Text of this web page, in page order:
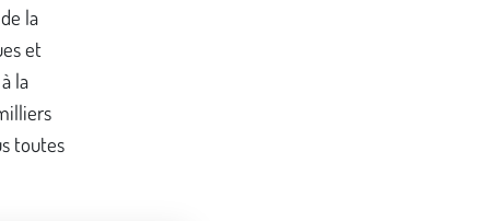
la
et
la
toutes